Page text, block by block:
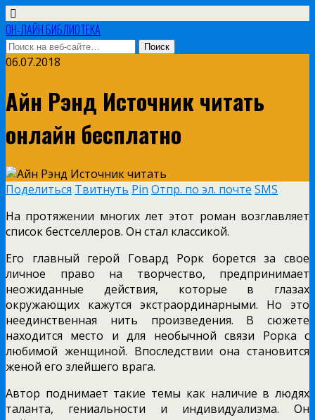
ОН-ЛАЙН БИБЛИОТЕКА
06.07.2018
Айн Рэнд Источник читать
онлайн бесплатно
Поделиться Твитнуть Pin Отпр. по эл. почте SMS
На протяжении многих лет этот роман возглавляет
список бестселлеров. Он стал классикой.
Его главный герой Говард Рорк борется за свое
личное право на творчество, предпринимает
неожиданные действия, которые в глазах
окружающих кажутся экстраординарными. Но это
неединственная нить произведения. В сюжете
находится место и для необычной связи Рорка с
любимой женщиной. Впоследствии она становится
женой его злейшего врага.
Автор поднимает такие темы как наличие в людях
таланта, гениальности и индивидуализма. Он